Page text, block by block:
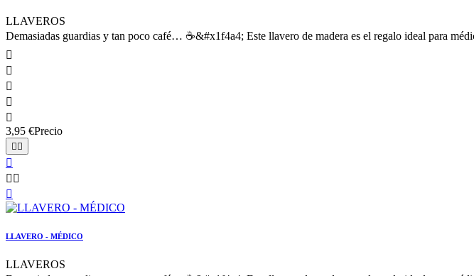
LLAVEROS
Demasiadas guardias y tan poco café… ☕&#x1f4a4; Este llavero de madera es el regalo ideal para





3,95 €Precio
 

 

LLAVERO - MÉDICO
LLAVEROS